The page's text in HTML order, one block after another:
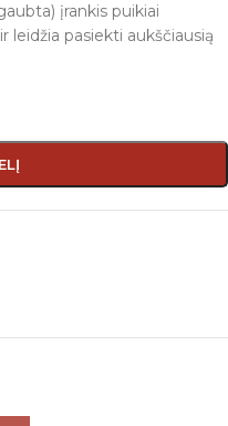
įrankis puikiai
leidžia pasiekti aukščiausią